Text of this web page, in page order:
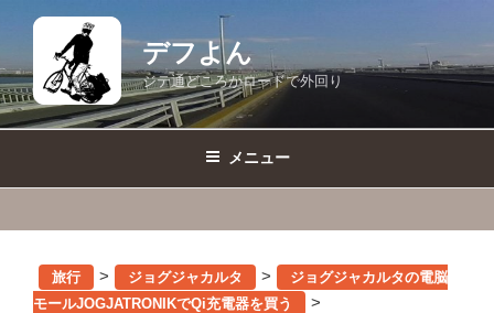
テ
ン
ツ
デフよん
ジテ通どころかロードで外回り
メニュー
旅行 > ジョグジャカルタ >
ジョグジャカルタの電脳
モールJOGJATRONIKでQi充電器を買う
>